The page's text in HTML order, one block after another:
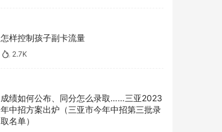
怎样控制孩子副卡流量
2.7K
成绩如何公布、同分怎么录取……三亚2023
年中招方案出炉（三亚市今年中招第三批录
取名单）